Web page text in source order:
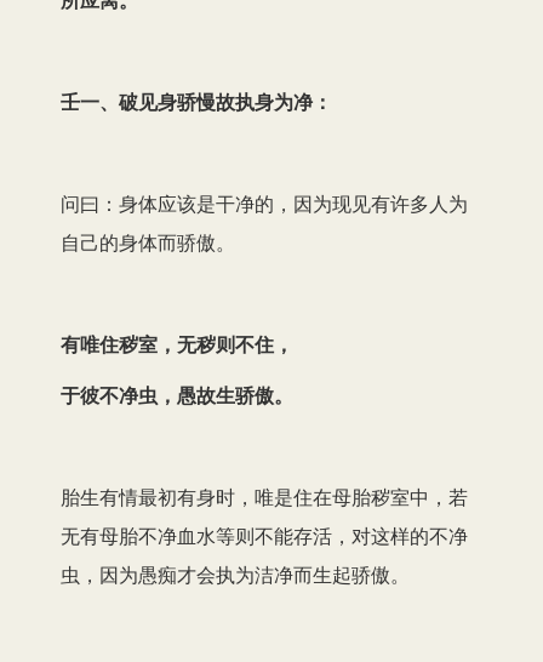
壬一、破见身骄慢故执身为净：
问曰：身体应该是干净的，因为现见有许多人为
自己的身体而骄傲。
有唯住秽室，无秽则不住，
于彼不净虫，愚故生骄傲。
胎生有情最初有身时，唯是住在母胎秽室中，若
无有母胎不净血水等则不能存活，对这样的不净
虫，因为愚痴才会执为洁净而生起骄傲。